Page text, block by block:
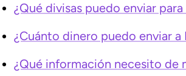
¿Qué divisas puedo enviar
¿Cuánto dinero puedo enviar a
¿Qué información necesito de